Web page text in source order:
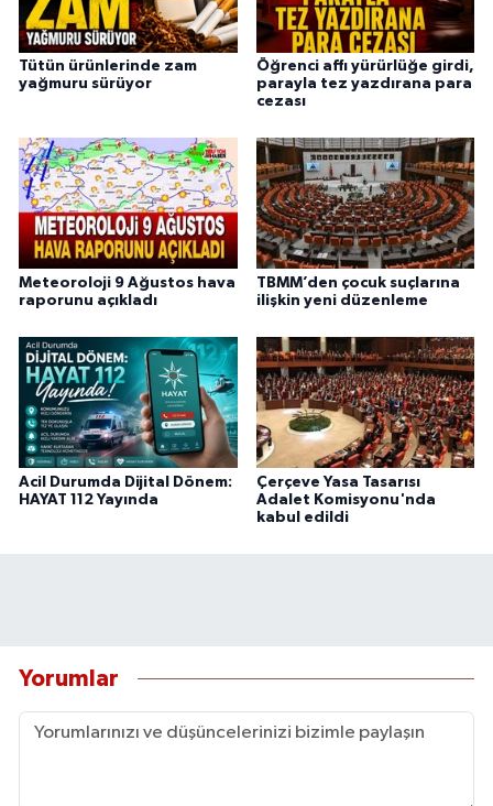
Tütün ürünlerinde zam
yağmuru sürüyor
Öğrenci affı yürürlüğe girdi,
parayla tez yazdırana para
cezası
Meteoroloji 9 Ağustos hava
raporunu açıkladı
TBMM’den çocuk suçlarına
ilişkin yeni düzenleme
Acil Durumda Dijital Dönem:
HAYAT 112 Yayında
Çerçeve Yasa Tasarısı
Adalet Komisyonu'nda
kabul edildi
Yorumlar